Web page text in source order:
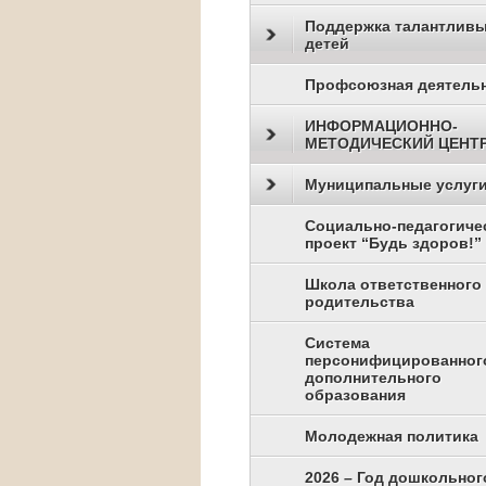
Поддержка
детей
Профсоюзная
ИНФОРМАЦИОННО-
МЕТОДИЧЕСКИЙ
Муниципальные услуги
Социально-
проект “Будь здоров!”
Школа ответственного
родительства
Система
дополнительного
образования
Молодежная политика
2026 – Год